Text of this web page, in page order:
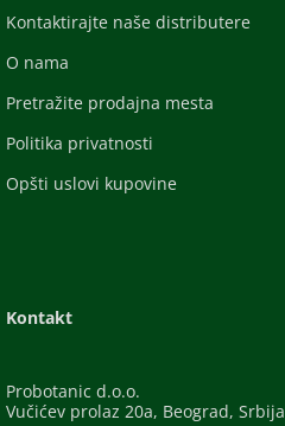
Kontaktirajte naše distributere
O nama
Pretražite prodajna mesta
Politika privatnosti
Opšti uslovi kupovine
Kontakt
Probotanic d.o.o.
Vučićev prolaz 20a, Beograd, Srbija